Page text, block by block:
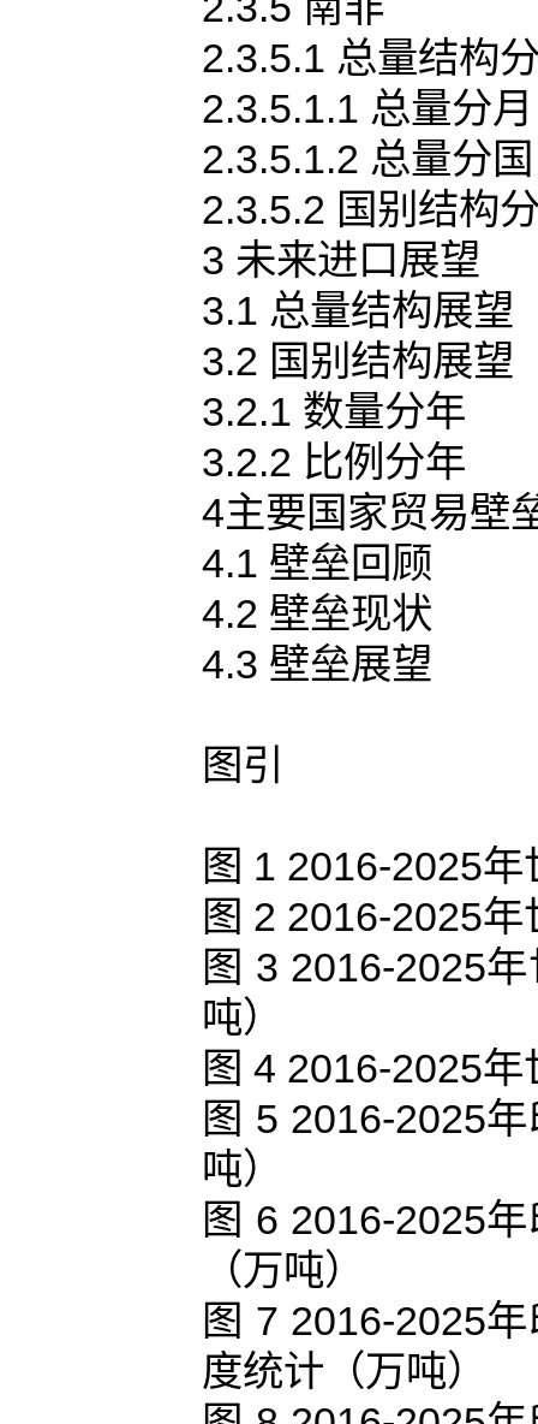
2.3.5.1 总量结构
2.3.5.1.1 总量分月
2.3.5.1.2 总量分国
2.3.5.2 国别结构
3 未来进口展望
3.1 总量结构展望
3.2 国别结构展望
3.2.1 数量分年
3.2.2 比例分年
4主要国家贸易壁
4.1 壁垒回顾
4.2 壁垒现状
4.3 壁垒展望
图引
图 1 2016-2025
图 2 2016-2025
图 3 2016-2025
吨）
图 4 2016-2025
图 5 2016-2025
吨）
图 6 2016-2025
（万吨）
图 7 2016-2025
度统计（万吨）